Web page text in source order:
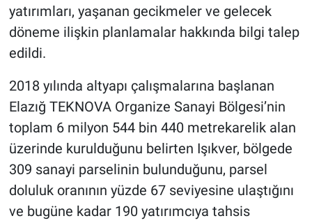
yatırımları, yaşanan gecikmeler ve gelecek
döneme ilişkin planlamalar hakkında bilgi talep
edildi.
2018 yılında altyapı çalışmalarına başlanan
Elazığ TEKNOVA Organize Sanayi Bölgesi’nin
toplam 6 milyon 544 bin 440 metrekarelik alan
üzerinde kurulduğunu belirten Işıkver, bölgede
309 sanayi parselinin bulunduğunu, parsel
doluluk oranının yüzde 67 seviyesine ulaştığını
ve bugüne kadar 190 yatırımcıya tahsis